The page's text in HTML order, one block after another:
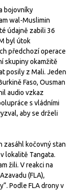
bojovníky
wal-Muslimin
údajně zabili 36
byl útok
předchozí operace
skupiny okamžitě
posily z Mali. Jeden
Faso, Ousman
audio vzkaz
s vládními
aby se drželi
zasáhl kočovný stan
lokalitě Tangata.
žili. V reakci na
(FLA),
Podle FLA drony v